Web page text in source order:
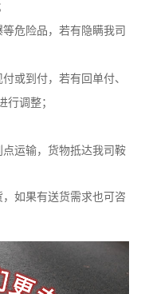
危险品，若有隐瞒我司
或到付，若有回单付、
行调整；
运输，货物抵达我司鞍
如果有送货需求也可咨